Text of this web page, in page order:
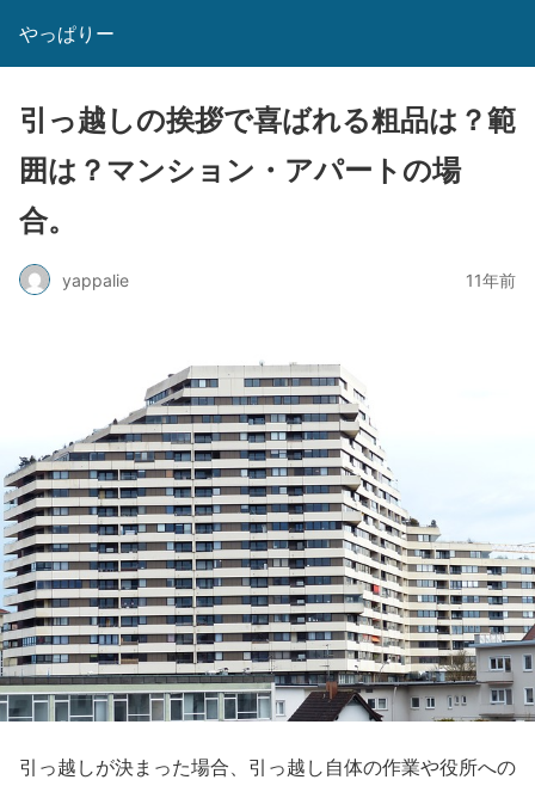
やっぱりー
引っ越しの挨拶で喜ばれる粗品は？範
囲は？マンション・アパートの場
合。
yappalie 11年前
引っ越しが決まった場合、引っ越し自体の作業や役所への